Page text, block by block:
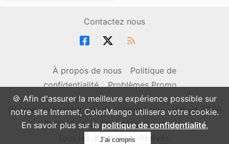
🍪 Afin d'assurer la meilleure expérience possible sur
notre site Internet, ColorMango utilisera votre cookie.
En savoir plus sur la politique de confidentialité,
J’ai compris
Contactez nous
À propos de nous
Politique de
confidentialité
Problèmes Promo
Obtenez le meilleur prix de n'importe où - depuis 2006
© 2006-2026 ColorMango.com, Inc.
Tous les droits sont réservés.